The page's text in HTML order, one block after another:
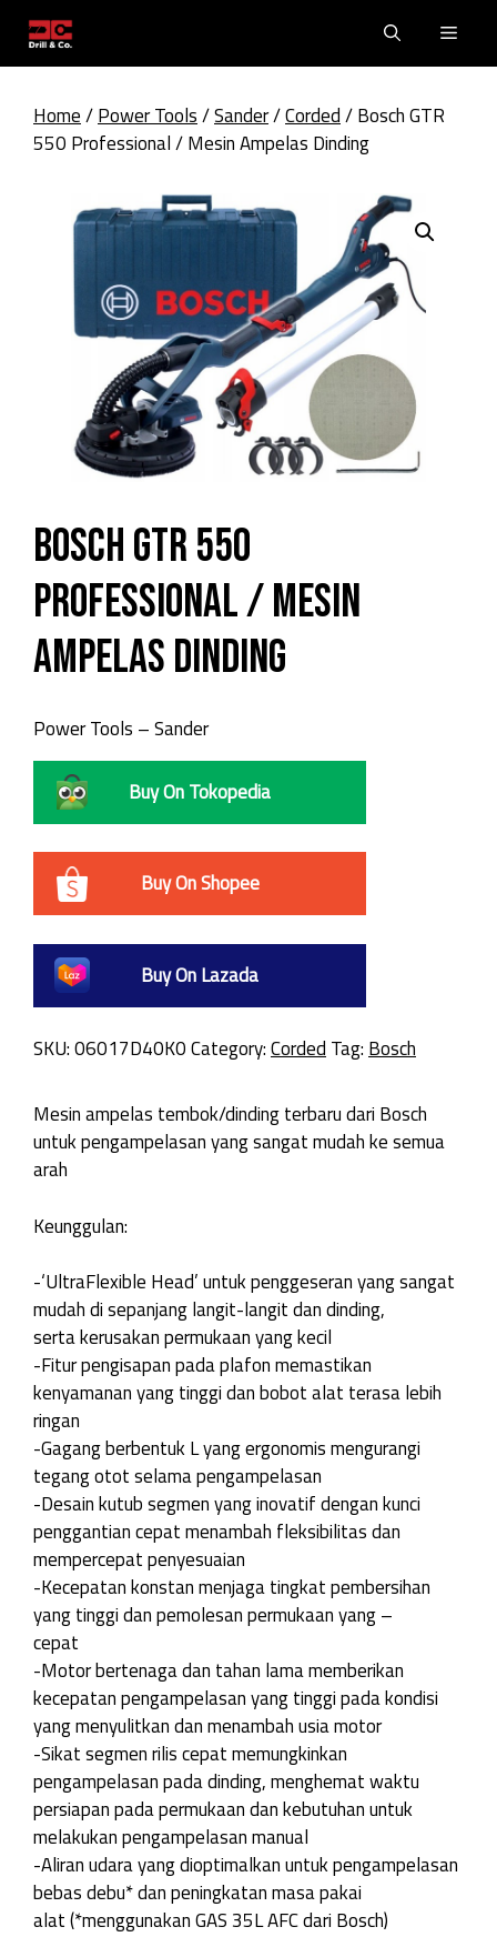
content
Home/Power Tools/Sander/Corded/ Bosch GTR
550 Professional / Mesin Ampelas Dinding
Bosch GTR 550
Professional / Mesin
Ampelas Dinding
Power Tools – Sander
Buy On Tokopedia
Buy On Shopee
Buy On Lazada
SKU:06017D40K0Category:Corded Tag: Bosch
Mesin ampelas tembok/dinding terbaru dari Bosch
untuk pengampelasan yang sangat mudah ke semua
arah
Keunggulan:
-‘UltraFlexible Head’ untuk penggeseran yang sangat
mudah di sepanjang langit-langit dan dinding,
serta kerusakan permukaan yang kecil
-Fitur pengisapan pada plafon memastikan
kenyamanan yang tinggi dan bobot alat terasa lebih
ringan
-Gagang berbentuk L yang ergonomis mengurangi
tegang otot selama pengampelasan
-Desain kutub segmen yang inovatif dengan kunci
penggantian cepat menambah fleksibilitas dan
mempercepat penyesuaian
-Kecepatan konstan menjaga tingkat pembersihan
yang tinggi dan pemolesan permukaan yang –
cepat
-Motor bertenaga dan tahan lama memberikan
kecepatan pengampelasan yang tinggi pada kondisi
yang menyulitkan dan menambah usia motor
-Sikat segmen rilis cepat memungkinkan
pengampelasan pada dinding, menghemat waktu
persiapan pada permukaan dan kebutuhan untuk
melakukan pengampelasan manual
-Aliran udara yang dioptimalkan untuk pengampelasan
bebas debu* dan peningkatan masa pakai
alat (*menggunakan GAS 35L AFC dari Bosch)